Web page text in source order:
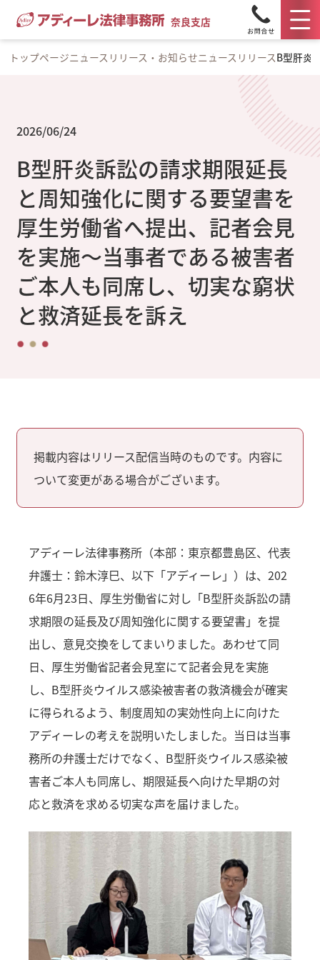
奈良支店
トップページニュースリリース・お知らせニュースリリース B型肝炎
2026/06/24
B型肝炎訴訟の請求期限延長
と周知強化に関する要望書を
厚生労働省へ提出、記者会見
を実施～当事者である被害者
ご本人も同席し、切実な窮状
と救済延長を訴え
掲載内容はリリース配信当時のものです。内容に
ついて変更がある場合がございます。
アディーレ法律事務所（本部：東京都豊島区、代表
弁護士：鈴木淳巳、以下「アディーレ」）は、202
6年6月23日、厚生労働省に対し「B型肝炎訴訟の請
求期限の延長及び周知強化に関する要望書」を提
出し、意見交換をしてまいりました。あわせて同
日、厚生労働省記者会見室にて記者会見を実施
し、B型肝炎ウイルス感染被害者の救済機会が確実
に得られるよう、制度周知の実効性向上に向けた
アディーレの考えを説明いたしました。当日は当事
務所の弁護士だけでなく、B型肝炎ウイルス感染被
害者ご本人も同席し、期限延長へ向けた早期の対
応と救済を求める切実な声を届けました。